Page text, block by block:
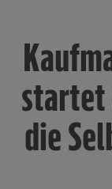
startet
die